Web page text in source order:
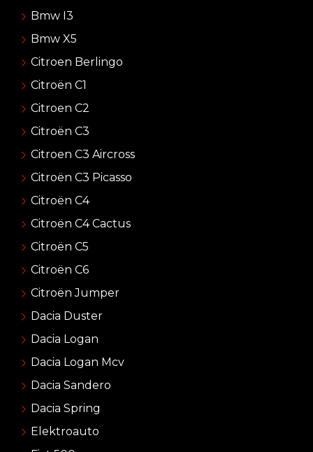
Bmw I3
Bmw X5
Citroen Berlingo
Citroën C1
Citroen C2
Citroën C3
Citroen C3 Aircross
Citroën C3 Picasso
Citroën C4
Citroën C4 Cactus
Citroën C5
Citroën C6
Citroën Jumper
Dacia Duster
Dacia Logan
Dacia Logan Mcv
Dacia Sandero
Dacia Spring
Elektroauto